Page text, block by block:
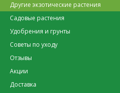
Другие экзотические растения
Садовые растения
Удобрения и грунты
Советы по уходу
Отзывы
Акции
Доставка